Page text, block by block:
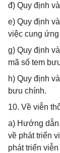
đ) Quy định
e) Quy định
việc cung
g) Quy định
mã số tem
h) Quy định
bưu chính.
10. Về viễn
a) Hướng
về phát triển
phát triển